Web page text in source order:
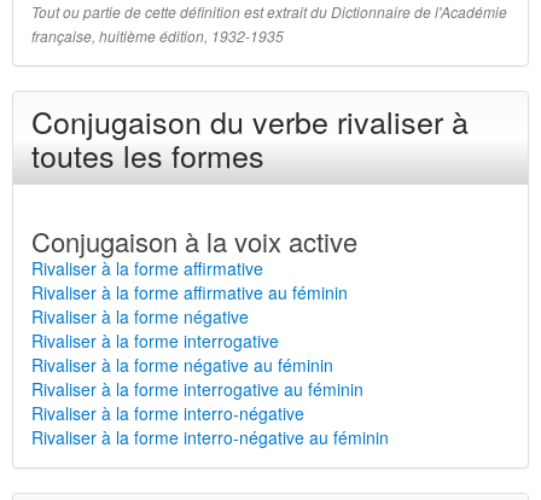
Tout ou partie de cette définition est extrait du Dictionnaire de l'Académie
française, huitième édition, 1932-1935
Conjugaison du verbe rivaliser à
toutes les formes
Conjugaison à la voix active
Rivaliser à la forme affirmative
Rivaliser à la forme affirmative au féminin
Rivaliser à la forme négative
Rivaliser à la forme interrogative
Rivaliser à la forme négative au féminin
Rivaliser à la forme interrogative au féminin
Rivaliser à la forme interro-négative
Rivaliser à la forme interro-négative au féminin